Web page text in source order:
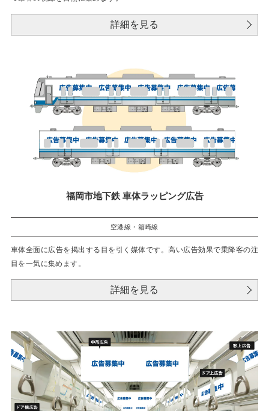
詳細を見る
福岡市地下鉄 車体ラッピング広告
空港線・箱崎線
車体全面に広告を掲出する目を引く媒体です。高い広告効果で乗降客の注
目を一気に集めます。
詳細を見る